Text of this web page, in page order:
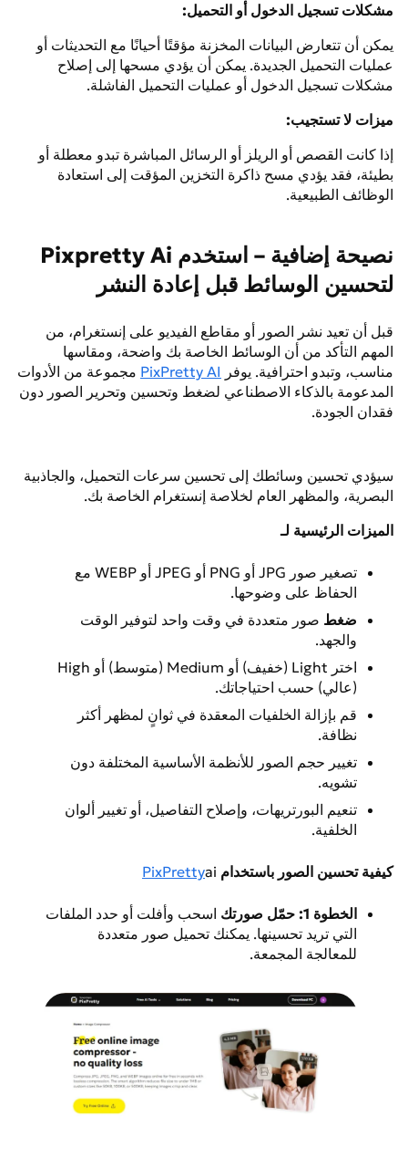
مشكلات تسجيل الدخول أو التحميل:
يمكن أن تتعارض البيانات المخزنة مؤقتًا أحيانًا مع التحديثات أو
عمليات التحميل الجديدة. يمكن أن يؤدي مسحها إلى إصلاح
مشكلات تسجيل الدخول أو عمليات التحميل الفاشلة.
ميزات لا تستجيب:
إذا كانت القصص أو الريلز أو الرسائل المباشرة تبدو معطلة أو
بطيئة، فقد يؤدي مسح ذاكرة التخزين المؤقت إلى استعادة
الوظائف الطبيعية.
نصيحة إضافية – استخدم Pixpretty Ai
لتحسين الوسائط قبل إعادة النشر
قبل أن تعيد نشر الصور أو مقاطع الفيديو على إنستغرام، من
المهم التأكد من أن الوسائط الخاصة بك واضحة، ومقاسها
مناسب، وتبدو احترافية. يوفر PixPretty AI مجموعة من الأدوات
المدعومة بالذكاء الاصطناعي لضغط وتحسين وتحرير الصور دون
فقدان الجودة.
سيؤدي تحسين وسائطك إلى تحسين سرعات التحميل، والجاذبية
البصرية، والمظهر العام لخلاصة إنستغرام الخاصة بك.
الميزات الرئيسية لـ
تصغير صور JPG أو PNG أو JPEG أو WEBP مع
الحفاظ على وضوحها.
ضغط صور متعددة في وقت واحد لتوفير الوقت
والجهد.
اختر Light (خفيف) أو Medium (متوسط) أو High
(عالي) حسب احتياجاتك.
قم بإزالة الخلفيات المعقدة في ثوانٍ لمظهر أكثر
نظافة.
تغيير حجم الصور للأنظمة الأساسية المختلفة دون
تشويه.
تنعيم البورتريهات، وإصلاح التفاصيل، أو تغيير ألوان
الخلفية.
كيفية تحسين الصور باستخدام PixPrettyai
الخطوة 1: حمّل صورتك
اسحب وأفلت أو حدد الملفات
التي تريد تحسينها. يمكنك تحميل صور متعددة
للمعالجة المجمعة.